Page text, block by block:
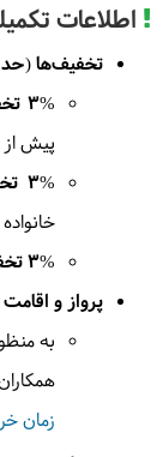
در
یکشنبه06/16
کرده
در
ساحل
به
اطلاعات
تخفیف‌ها (حداکثر
3% تخفیف ارزی
پیش از
3% تخفیف ارزی
خانواده
3% تخفیف ارزی
پرواز و اقامت
به
زمان